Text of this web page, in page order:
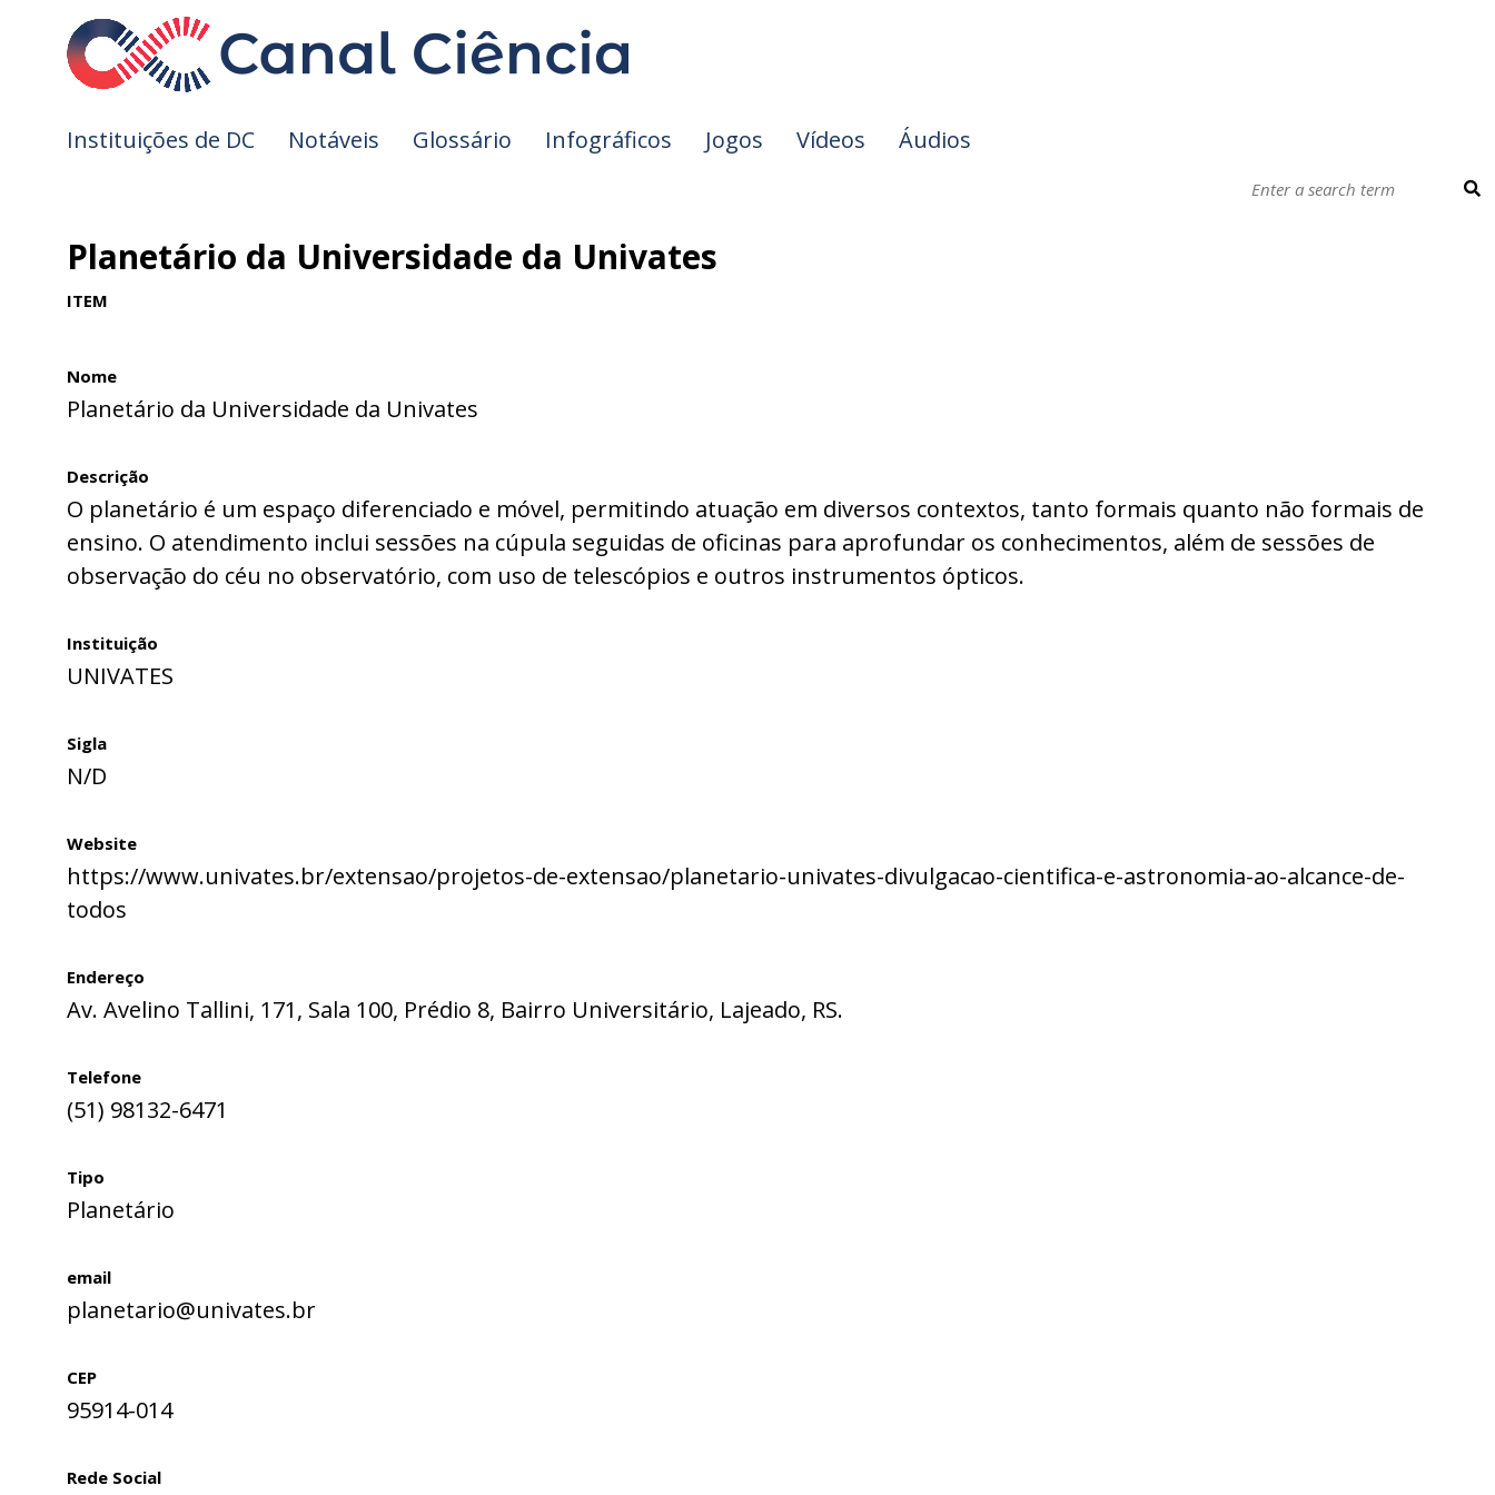
Instituições de DC Notáveis Glossário Infográficos Jogos Vídeos Áudios
Planetário da Universidade da Univates
ITEM
Nome
Planetário da Universidade da Univates
Descrição
O planetário é um espaço diferenciado e móvel, permitindo atuação em diversos contextos, tanto formais quanto não formais de
ensino. O atendimento inclui sessões na cúpula seguidas de oficinas para aprofundar os conhecimentos, além de sessões de
observação do céu no observatório, com uso de telescópios e outros instrumentos ópticos.
Instituição
UNIVATES
Sigla
N/D
Website
https://www.univates.br/extensao/projetos-de-extensao/planetario-univates-divulgacao-cientifica-e-astronomia-ao-alcance-de-
todos
Endereço
Av. Avelino Tallini, 171, Sala 100, Prédio 8, Bairro Universitário, Lajeado, RS.
Telefone
(51) 98132-6471
Tipo
Planetário
email
planetario@univates.br
CEP
95914-014
Rede Social